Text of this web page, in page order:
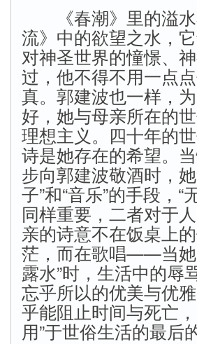
《春潮》里的溢水
流》中的欲望之水，
对神圣世界的憧憬、
过，他不得不用一点
真。郭建波也一样，
好，她与母亲所在的
理想主义。四十年的
诗是她存在的希望。
步向郭建波敬酒时，
子”和“音乐”的手段，
同样重要，二者对于
亲的诗意不在饭桌上
茫，而在歌唱——当她
露水”时，生活中的辱
忘乎所以的优美与优
乎能阻止时间与死亡
用”于世俗生活的最后